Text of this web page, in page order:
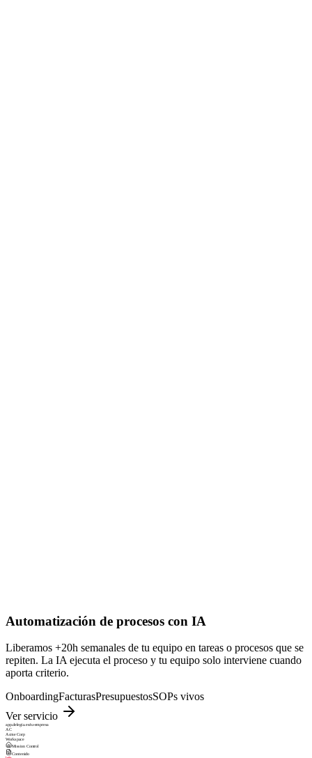
Automatización de procesos con IA
Liberamos +20h semanales de tu equipo en tareas o procesos que se
repiten. La IA ejecuta el proceso y tu equipo solo interviene cuando
aporta criterio.
OnboardingFacturasPresupuestosSOPs vivos
Ver servicio
app.delegia.es/tu-empresa
AC
Acme Corp
Workspace
Mission Control
Contenido